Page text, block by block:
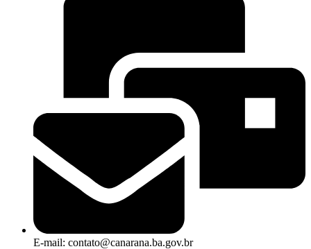
E-mail: contato@canarana.ba.gov.br